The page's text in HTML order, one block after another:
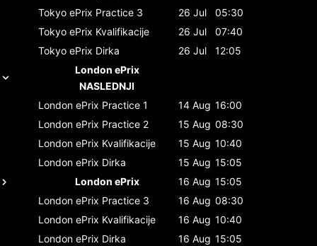
Tokyo ePrix Practice 3 26 Jul
05:30
Tokyo ePrix Kvalifikacije 26 Jul
07:40
Tokyo ePrix Dirka 26 Jul
12:05
London ePrix
NASLEDNJI
London ePrix Practice 1 14 Aug 16:00
London ePrix Practice 2 15 Aug 08:30
London ePrix Kvalifikacije 15 Aug 10:40
London ePrix Dirka 15 Aug 15:05
London ePrix
16 Aug 15:05
London ePrix Practice 3 16 Aug 08:30
London ePrix Kvalifikacije 16 Aug 10:40
London ePrix Dirka 16 Aug 15:05